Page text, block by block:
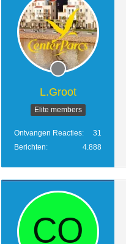
L.Groot
Elite members
Ontvangen Reacties
31
Berichten
4.888